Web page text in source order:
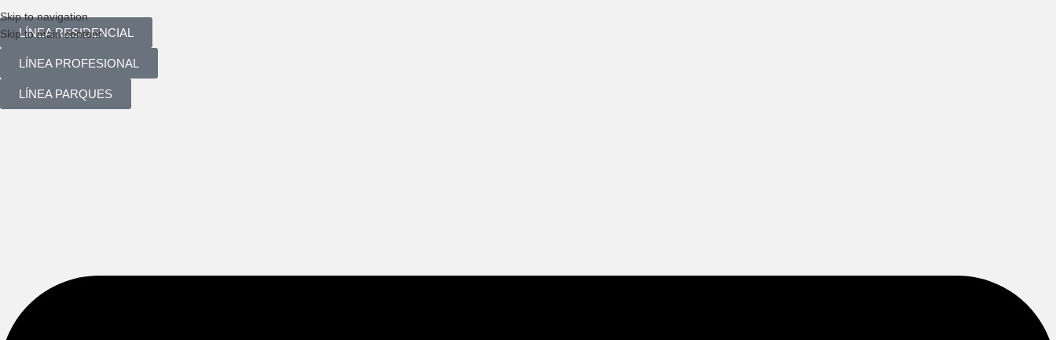
Skip to navigation
Skip to main content
LÍNEA RESIDENCIAL
LÍNEA PROFESIONAL
LÍNEA PARQUES